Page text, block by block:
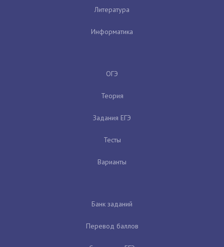
Литература
Информатика
ОГЭ
Теория
Задания ЕГЭ
Тесты
Варианты
Банк заданий
Перевод баллов